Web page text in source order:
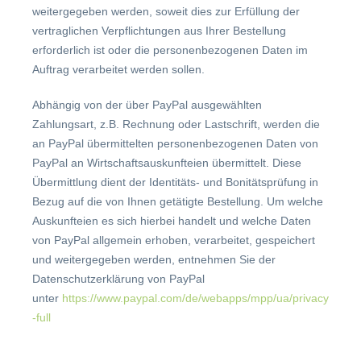
weitergegeben werden, soweit dies zur Erfüllung der
vertraglichen Verpflichtungen aus Ihrer Bestellung
erforderlich ist oder die personenbezogenen Daten im
Auftrag verarbeitet werden sollen.
Abhängig von der über PayPal ausgewählten
Zahlungsart, z.B. Rechnung oder Lastschrift, werden die
an PayPal übermittelten personenbezogenen Daten von
PayPal an Wirtschaftsauskunfteien übermittelt. Diese
Übermittlung dient der Identitäts- und Bonitätsprüfung in
Bezug auf die von Ihnen getätigte Bestellung. Um welche
Auskunfteien es sich hierbei handelt und welche Daten
von PayPal allgemein erhoben, verarbeitet, gespeichert
und weitergegeben werden, entnehmen Sie der
Datenschutzerklärung von PayPal
unter https://www.paypal.com/de/webapps/mpp/ua/privacy
-full